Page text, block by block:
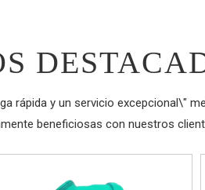
rápida y un servicio excepcional\"
beneficiosas con nuestros